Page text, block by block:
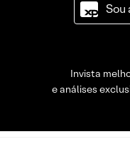
Sou
Invista
e análises